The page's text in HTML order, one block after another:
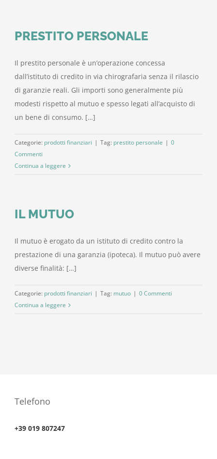
PRESTITO PERSONALE
Il prestito personale è un’operazione concessa
dall’istituto di credito in via chirografaria senza il rilascio
di garanzie reali. Gli importi sono generalmente più
modesti rispetto al mutuo e spesso legati all’acquisto di
un bene di consumo. […]
Categorie: prodotti finanziari | Tag: prestito personale | 0
Commenti
Continua a leggere
IL MUTUO
Il mutuo è erogato da un istituto di credito contro la
prestazione di una garanzia (ipoteca). Il mutuo può avere
diverse finalità: […]
Categorie: prodotti finanziari | Tag: mutuo | 0 Commenti
Continua a leggere
Telefono
+39 019 807247